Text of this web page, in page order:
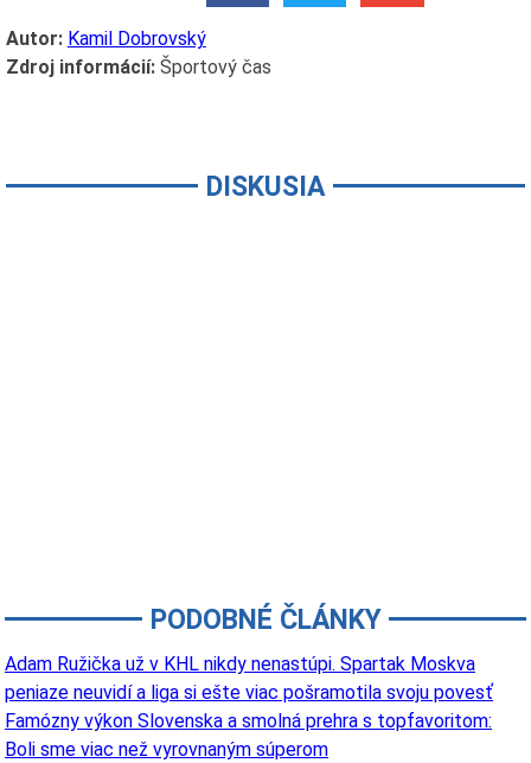
Autor: Kamil Dobrovský
Zdroj informácií:Športový čas
DISKUSIA
PODOBNÉ ČLÁNKY
Adam Ružička už v KHL nikdy nenastúpi. Spartak Moskva
peniaze neuvidí a liga si ešte viac pošramotila svoju povesť
Famózny výkon Slovenska a smolná prehra s topfavoritom:
Boli sme viac než vyrovnaným súperom